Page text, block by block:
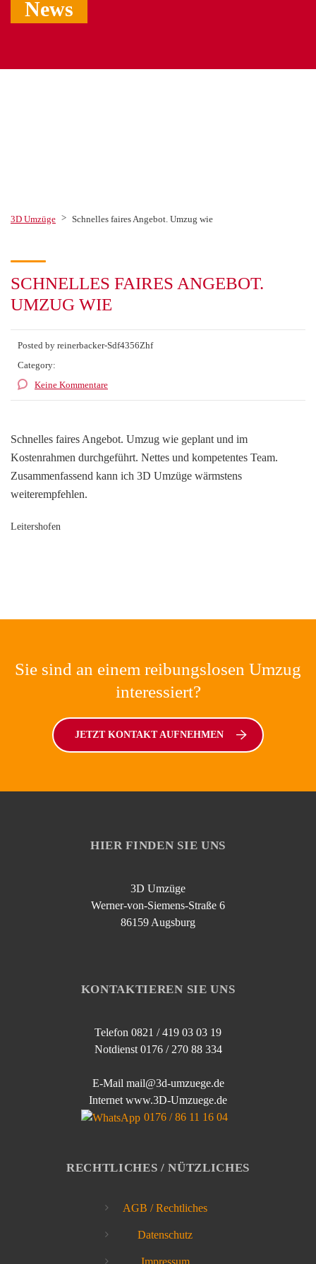
News
3D Umzüge > Schnelles faires Angebot. Umzug wie
SCHNELLES FAIRES ANGEBOT.
UMZUG WIE
Posted by reinerbacker-Sdf4356Zhf
Category:
Keine Kommentare
Schnelles faires Angebot. Umzug wie geplant und im
Kostenrahmen durchgeführt. Nettes und kompetentes Team.
Zusammenfassend kann ich 3D Umzüge wärmstens
weiterempfehlen.
Leitershofen
Sie sind an einem reibungslosen Umzug
interessiert?
JETZT KONTAKT AUFNEHMEN
HIER FINDEN SIE UNS
3D Umzüge
Werner-von-Siemens-Straße 6
86159 Augsburg
KONTAKTIEREN SIE UNS
Telefon 0821 / 419 03 03 19
Notdienst 0176 / 270 88 334
E-Mail mail@3d-umzuege.de
Internet www.3D-Umzuege.de
0176 / 86 11 16 04
RECHTLICHES / NÜTZLICHES
AGB / Rechtliches
Datenschutz
Impressum